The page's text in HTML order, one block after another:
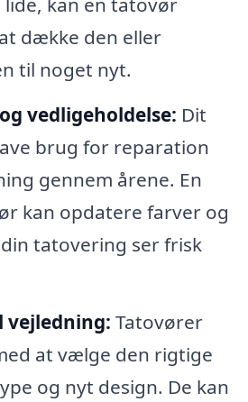
dække den eller
til noget nyt.
vedligeholdelse: Dit
brug for reparation
gennem årene. En
kan opdatere farver og
tatovering ser frisk
vejledning: Tatovører
at vælge den rigtige
og nyt design. De kan